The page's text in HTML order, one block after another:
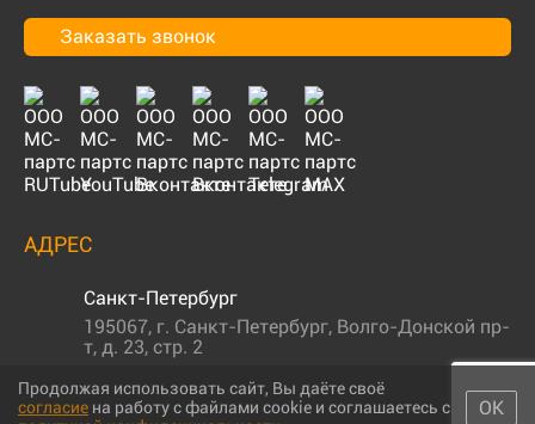
Заказать звонок
АДРЕС
Санкт-Петербург
195067, г. Санкт-Петербург, Волго-Донской пр-
т, д. 23, стр. 2
Продолжая использовать сайт, Вы даёте своё
согласие на работу с файлами cookie и соглашаетесь с
ОК